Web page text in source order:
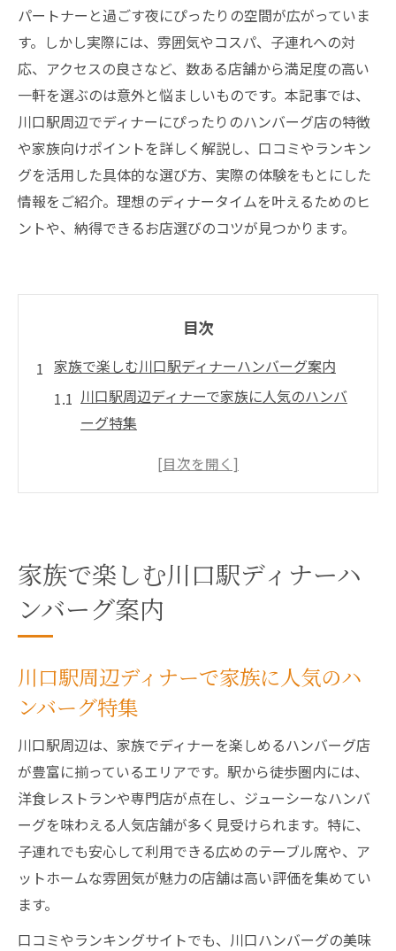
パートナーと過ごす夜にぴったりの空間が広がっていま
す。しかし実際には、雰囲気やコスパ、子連れへの対
応、アクセスの良さなど、数ある店舗から満足度の高い
一軒を選ぶのは意外と悩ましいものです。本記事では、
川口駅周辺でディナーにぴったりのハンバーグ店の特徴
や家族向けポイントを詳しく解説し、口コミやランキン
グを活用した具体的な選び方、実際の体験をもとにした
情報をご紹介。理想のディナータイムを叶えるためのヒ
ントや、納得できるお店選びのコツが見つかります。
目次
家族で楽しむ川口駅ディナーハンバーグ案内
川口駅周辺ディナーで家族に人気のハンバ
ーグ特集
家族向けディナー選びのポイントを徹底解
家族でディナーを楽しむための予約活用術
川口駅ディナーハンバーグのおすすめ席タ
イプ
わう
夜に味わう川口駅ディナーハンバーグの美
味しさ
ディナーで人気のジューシーハンバーグ実
食体験
川口駅ディナーで楽しむソースのバリエー
ション
夜のディナータイムに最適なハンバーグの
川口駅周辺ディナーで注目の付帯サービス
家族で楽しむ川口駅ディナーハ
ンバーグ案内
川口駅周辺ディナーで家族に人気のハ
ンバーグ特集
川口駅周辺は、家族でディナーを楽しめるハンバーグ店
が豊富に揃っているエリアです。駅から徒歩圏内には、
洋食レストランや専門店が点在し、ジューシーなハンバ
ーグを味わえる人気店舗が多く見受けられます。特に、
子連れでも安心して利用できる広めのテーブル席や、ア
ットホームな雰囲気が魅力の店舗は高い評価を集めてい
ます。
口コミやランキングサイトでも、川口ハンバーグの美味